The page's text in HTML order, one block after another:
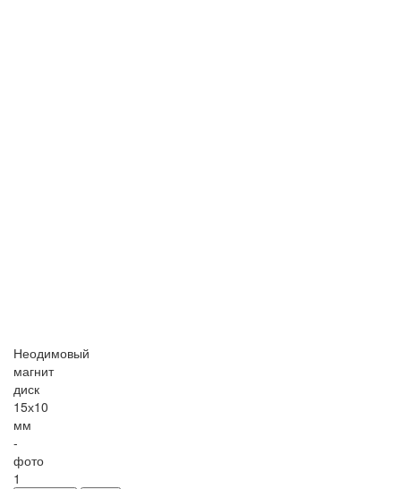
Неодимовый
магнит
диск
15х10
мм
-
фото
1